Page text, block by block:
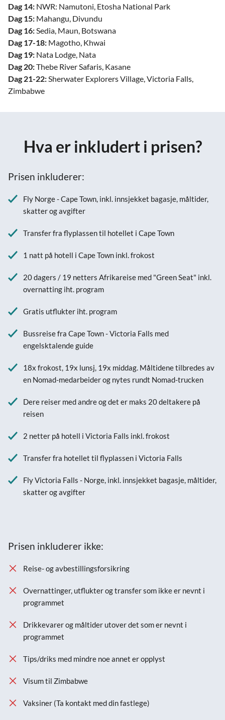
Dag 14: NWR: Namutoni, Etosha National Park
Dag 15: Mahangu, Divundu
Dag 16:Sedia, Maun, Botswana
Dag 17-18: Magotho, Khwai
Dag 19: Nata Lodge, Nata
Dag 20:Thebe River Safaris, Kasane
Dag 21-22:Sherwater Explorers Village, Victoria Falls,
Zimbabwe
Hva er inkludert i prisen?
Prisen inkluderer:
Fly Norge - Cape Town, inkl. innsjekket bagasje, måltider,
skatter og avgifter
Transfer fra flyplassen til hotellet i Cape Town
1 natt på hotell i Cape Town inkl. frokost
20 dagers / 19 netters Afrikareise med "Green Seat" inkl.
overnatting iht. program
Gratis utflukter iht. program
Bussreise fra Cape Town - Victoria Falls med
engelsktalende guide
18x frokost, 19x lunsj, 19x middag. Måltidene tilbredes av
en Nomad-medarbeider og nytes rundt Nomad-trucken
Dere reiser med andre og det er maks 20 deltakere på
reisen
2 netter på hotell i Victoria Falls inkl. frokost
Transfer fra hotellet til flyplassen i Victoria Falls
Fly Victoria Falls - Norge, inkl. innsjekket bagasje, måltider,
skatter og avgifter
Prisen inkluderer ikke:
Reise- og avbestillingsforsikring
Overnattinger, utflukter og transfer som ikke er nevnt i
programmet
Drikkevarer og måltider utover det som er nevnt i
programmet
Tips/driks med mindre noe annet er opplyst
Visum til Zimbabwe
Vaksiner (Ta kontakt med din fastlege)